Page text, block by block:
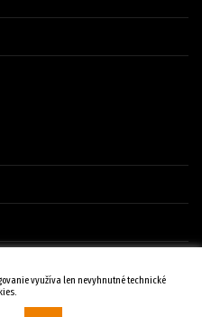
využíva len nevyhnutné technické